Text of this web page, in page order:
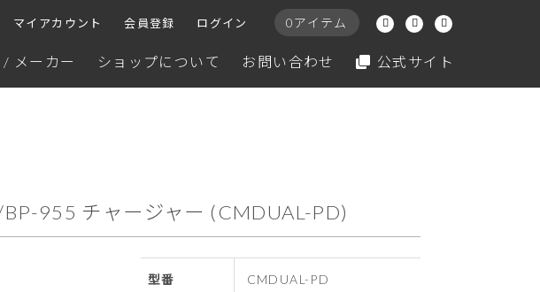
0アイテム
マイアカウント 会員登録 ログイン
メーカー ショップについて お問い合わせ 公式サイト
955 チャージャー (CMDUAL-PD)
型番 CMDUAL-PD